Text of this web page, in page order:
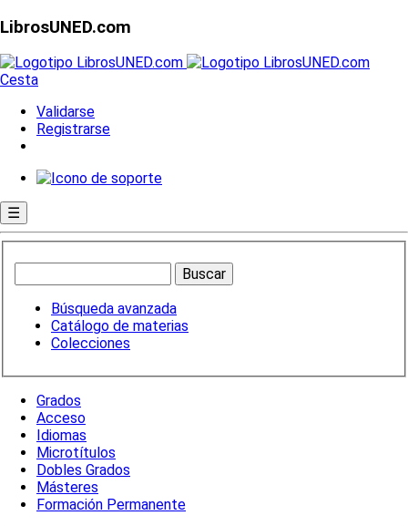
LibrosUNED.com
Cesta
Validarse
Registrarse
☰
Búsqueda avanzada
Catálogo de materias
Colecciones
Grados
Acceso
Idiomas
Microtítulos
Dobles Grados
Másteres
Formación Permanente